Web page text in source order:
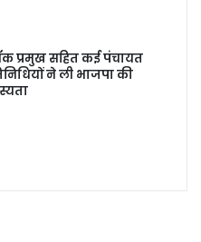
प्रमुख सहित कई पंचायत
ने ली भाजपा की